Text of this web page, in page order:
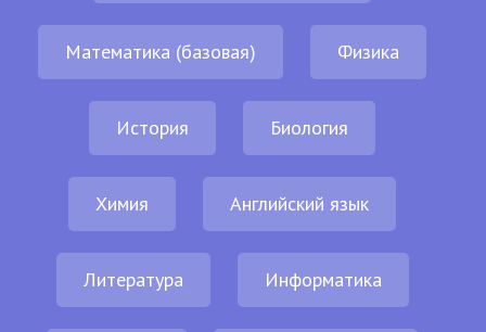
Математика (базовая) Физика
История Биология
Химия Английский язык
Литература Информатика